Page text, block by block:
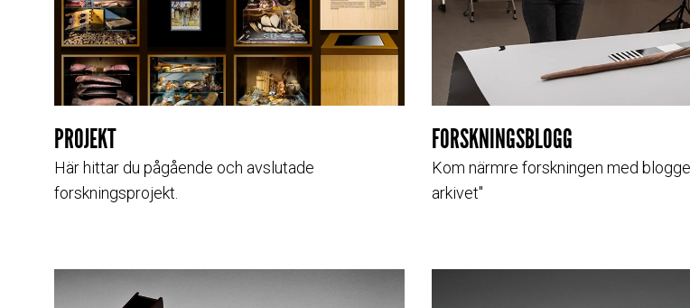
PROJEKT
Här hittar du pågående och avslutade
forskningsprojekt.
FORSKNINGSBLOGG
Kom närmre forskningen med
arkivet"